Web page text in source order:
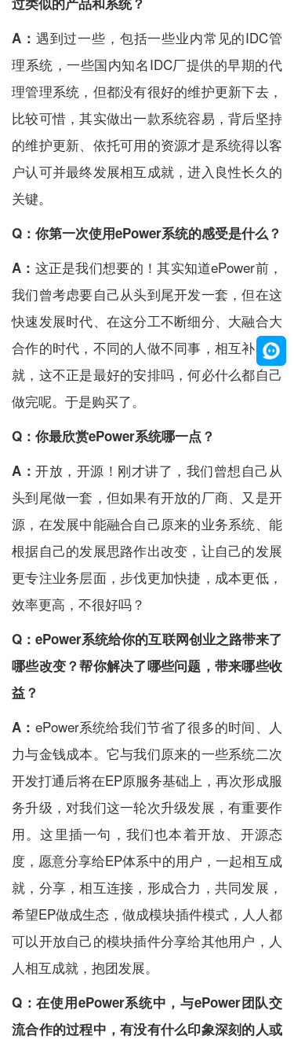
A： 遇到过一些，包括一些业内常见的IDC管
理系统，一些国内知名IDC厂提供的早期的代
理管理系统，但都没有很好的维护更新下去，
比较可惜，其实做出一款系统容易，背后坚持
的维护更新、依托可用的资源才是系统得以客
户认可并最终发展相互成就，进入良性长久的
关键。
Q： 你第一次使用ePower系统的感受是什么？
A： 这正是我们想要的！其实知道ePower前，
我们曾考虑要自己从头到尾开发一套，但在这
快速发展时代、在这分工不断细分、大融合大
合作的时代，不同的人做不同事，相互补充成
就，这不正是最好的安排吗，何必什么都自己
做完呢。于是购买了。
Q： 你最欣赏ePower系统哪一点？
A：开放，开源！刚才讲了，我们曾想自己从
头到尾做一套，但如果有开放的厂商、又是开
源，在发展中能融合自己原来的业务系统、能
根据自己的发展思路作出改变，让自己的发展
更专注业务层面，步伐更加快捷，成本更低，
效率更高，不很好吗？
Q：ePower系统给你的互联网创业之路带来了
哪些改变？帮你解决了哪些问题，带来哪些收
益？
A： ePower系统给我们节省了很多的时间、人
力与金钱成本。它与我们原来的一些系统二次
开发打通后将在EP原服务基础上，再次形成服
务升级，对我们这一轮次升级发展，有重要作
用。这里插一句，我们也本着开放、开源态
度，愿意分享给EP体系中的用户，一起相互成
就，分享，相互连接，形成合力，共同发展，
希望EP做成生态，做成模块插件模式，人人都
可以开放自己的模块插件分享给其他用户，人
人相互成就，抱团发展。
Q：在使用ePower系统中，与ePower团队交
流合作的过程中，有没有什么印象深刻的人或